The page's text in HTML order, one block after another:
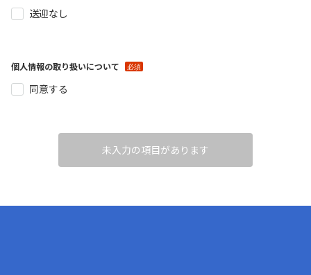
送迎なし
個人情報の取り扱いについて
同意する
未入力の項目があります